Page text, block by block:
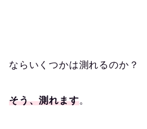
ならいくつかは測れるのか？
そう、測れます。